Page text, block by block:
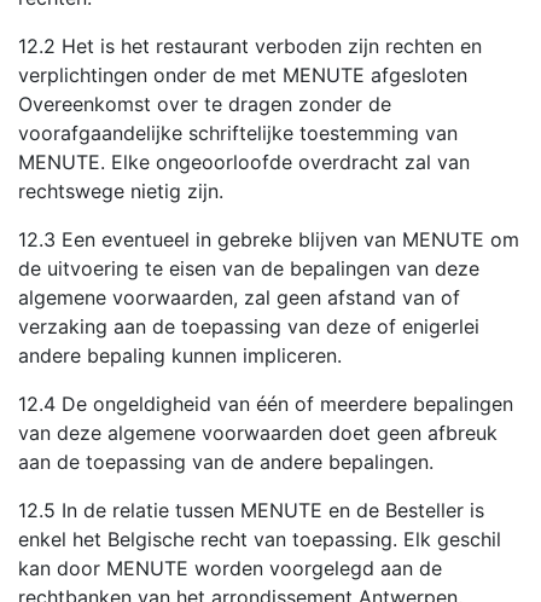
12.2 Het is het restaurant verboden zijn rechten en
verplichtingen onder de met MENUTE afgesloten
Overeenkomst over te dragen zonder de
voorafgaandelijke schriftelijke toestemming van
MENUTE. Elke ongeoorloofde overdracht zal van
rechtswege nietig zijn.
12.3 Een eventueel in gebreke blijven van MENUTE om
de uitvoering te eisen van de bepalingen van deze
algemene voorwaarden, zal geen afstand van of
verzaking aan de toepassing van deze of enigerlei
andere bepaling kunnen impliceren.
12.4 De ongeldigheid van één of meerdere bepalingen
van deze algemene voorwaarden doet geen afbreuk
aan de toepassing van de andere bepalingen.
12.5 In de relatie tussen MENUTE en de Besteller is
enkel het Belgische recht van toepassing. Elk geschil
kan door MENUTE worden voorgelegd aan de